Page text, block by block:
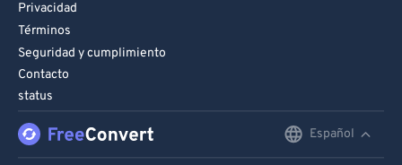
Privacidad
Términos
Seguridad y cumplimiento
Contacto
status
Español